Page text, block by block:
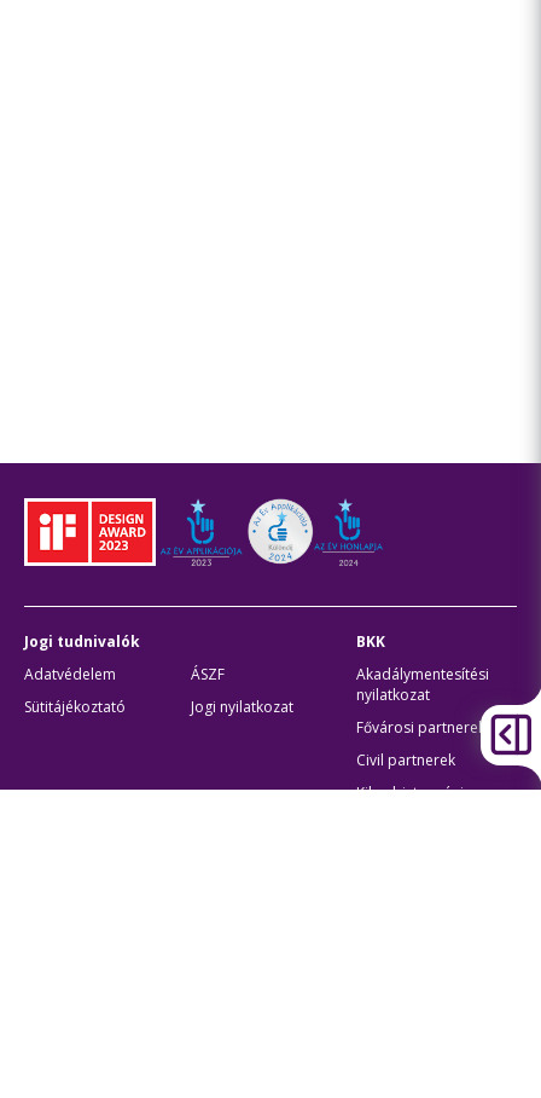
Jogi tudnivalók
Adatvédelem
ÁSZF
Sütitájékoztató
Jogi nyilatkozat
BKK
Akadálymentesítési
nyilatkozat
Fővárosi partnerek
Civil partnerek
Kiberbiztonsági